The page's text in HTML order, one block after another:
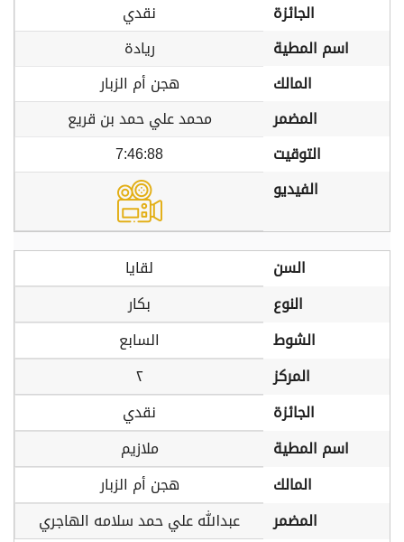
الجائزة
نقدي
اسم المطية
ريادة
المالك
هجن أم الزبار
المضمر
محمد علي حمد بن قريع
التوقيت
7:46:88
الفيديو
السن
لقايا
النوع
بكار
الشوط
السابع
المركز
٢
الجائزة
نقدي
اسم المطية
ملازيم
المالك
هجن أم الزبار
المضمر
عبدالله علي حمد سلامه الهاجري